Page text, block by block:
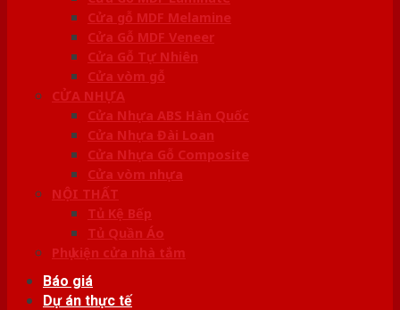
Cửa gỗ MDF Melamine
Cửa Gỗ MDF Veneer
Cửa Gỗ Tự Nhiên
Cửa vòm gỗ
CỬA NHỰA
Cửa Nhựa ABS Hàn Quốc
Cửa Nhựa Đài Loan
Cửa Nhựa Gỗ Composite
Cửa vòm nhựa
NỘI THẤT
Tủ Kệ Bếp
Tủ Quần Áo
Phụ kiện cửa nhà tắm
Báo giá
Dự án thực tế